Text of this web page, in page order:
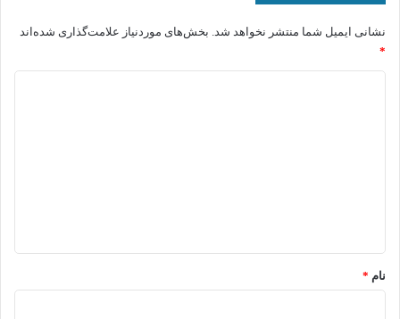
نشانی ایمیل شما منتشر نخواهد شد. بخش‌های موردنیاز علامت‌گذاری شده‌اند
*
نام *